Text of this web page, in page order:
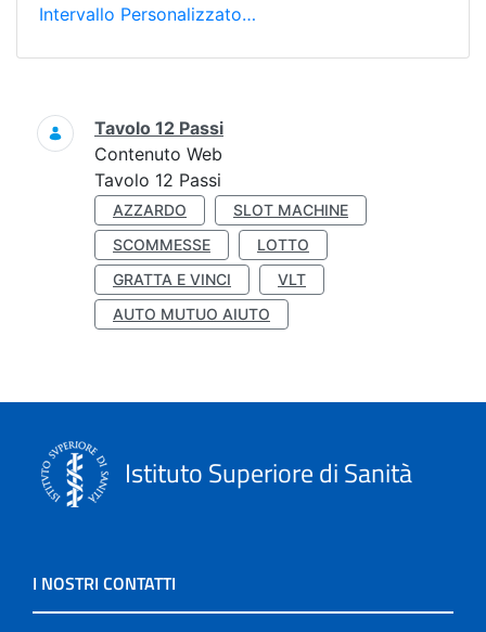
Intervallo Personalizzato…
Ricerca
Tavolo 12 Passi
Contenuto Web
Tavolo 12 Passi
AZZARDO
SLOT MACHINE
SCOMMESSE
LOTTO
GRATTA E VINCI
VLT
AUTO MUTUO AIUTO
Istituto Superiore di Sanità
I NOSTRI CONTATTI